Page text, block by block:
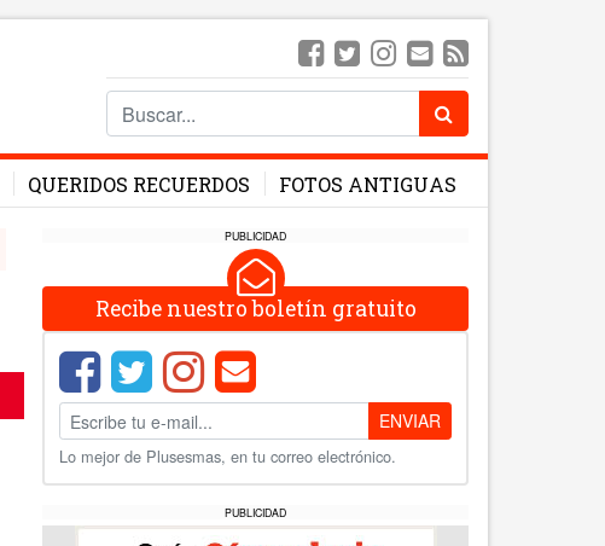
QUERIDOS RECUERDOS FOTOS ANTIGUAS
PUBLICIDAD
Recibe nuestro boletín gratuito
ENVIAR
Lo mejor de Plusesmas, en tu correo electrónico.
PUBLICIDAD